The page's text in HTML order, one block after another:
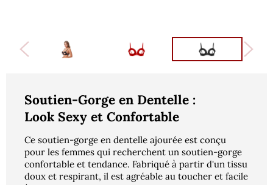
Soutien-Gorge en Dentelle :
Look Sexy et Confortable
Ce soutien-gorge en dentelle ajourée est conçu
pour les femmes qui recherchent un soutien-gorge
confortable et tendance. Fabriqué à partir d'un tissu
doux et respirant, il est agréable au toucher et facile